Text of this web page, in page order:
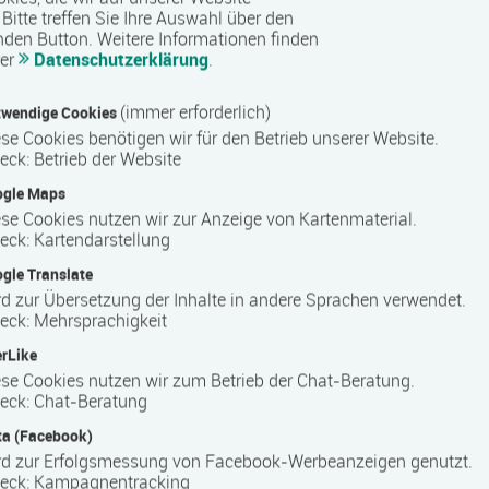
der sich auf berufliche Weiterbildung und
das Unternehmen Arbeitssuchende und Berufstätige
Neuorientierung. COMCAVE ist bundesweit an
Inhalte, um die Teilnehmenden optimal auf die
in zahlreichen Berufsfeldern und richtet sich an
Bereich werden unter anderem kaufmännische,
treffen Sie Ihre Auswahl über den
Button. Weitere Informationen finden
Datenschutzerklärung.
Cookies (immer erforderlich)
Cookies benötigen wir für den Betrieb unserer Website.
: Betrieb der Website
Maps
Cookies nutzen wir zur Anzeige von Kartenmaterial.
: Kartendarstellung
Translate
zur Übersetzung der Inhalte in andere Sprachen verwendet.
: Mehrsprachigkeit
Cookies nutzen wir zum Betrieb der Chat-Beratung.
: Chat-Beratung
(Facebook)
zur Erfolgsmessung von Facebook-Werbeanzeigen genutzt.
: Kampagnentracking